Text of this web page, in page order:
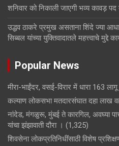
शनिवार को निकाली जाएगी भव्य कावड़ पद
उद्धव ठाकरे प्रमुख असताना शिंदे ज्या
सिब्बल यांच्या युक्तिवादातले महत्त्वाचे मुद्दे
Popular News
मीरा-भाईंदर, वसई-विरार में धारा 163 लागू
कल्याण लोकसभा मतदारसंघात दहा लाख
नांदेड, मंगळुरू, मुंबई ते कारगिल, अवघ्या
यांचा झंझावाती दौरा । (1,325)
शिवसेना लोकप्रतिनिधींसाठी विशेष